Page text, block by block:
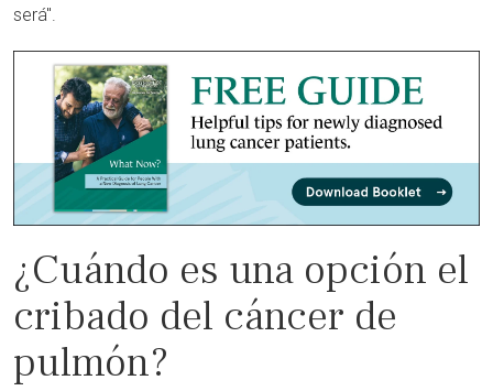
será".
¿Cuándo es una opción el
cribado del cáncer de
pulmón?